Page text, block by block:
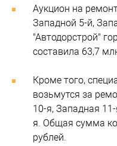
Аукцион на
Западной 5-й,
"Автодорстрой"
составила 63,7
Кроме того,
возьмутся за
10-я, Западная
я. Общая сумма
рублей.